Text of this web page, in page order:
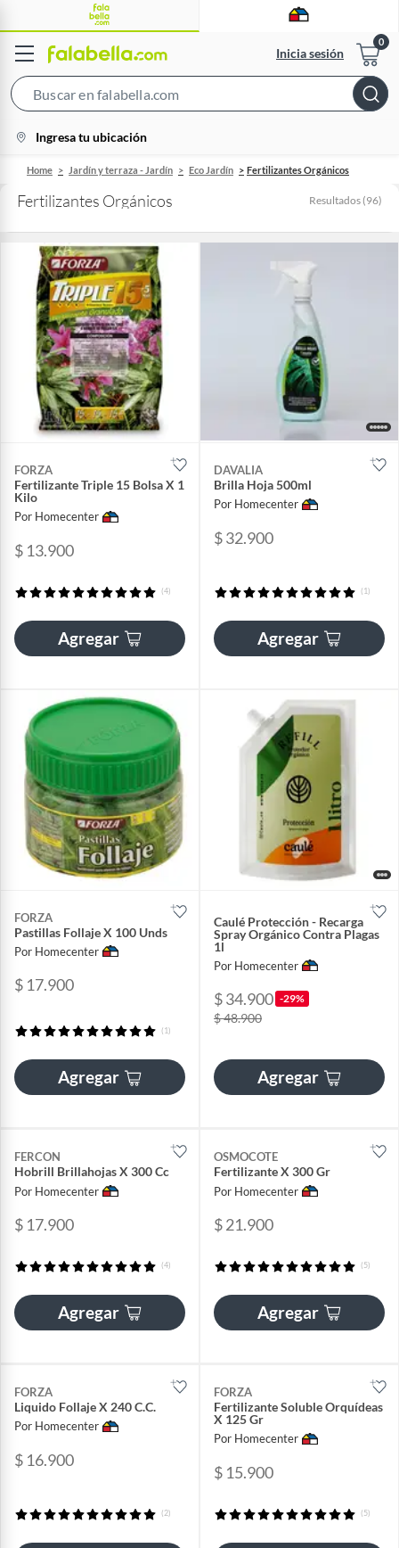
Inicia sesión
Bar
location-
icon
Ingresa tu ubicación
Home Jardín y terraza - Jardín Eco Jardín Fertilizantes Orgánicos
Fertilizantes Orgánicos Resultados (96)
FORZA
Fertilizante Triple 15 Bolsa X 1
Kilo
Por Homecenter
$ 13.900
(4)
Agregar
DAVALIA
Brilla Hoja 500ml
Por Homecenter
$ 32.900
(1)
Agregar
FORZA
Pastillas Follaje X 100 Unds
Por Homecenter
$ 17.900
(1)
Agregar
Caulé Protección - Recarga
Spray Orgánico Contra Plagas
1l
Por Homecenter
$ 34.900 -29%
$ 48.900
Agregar
FERCON
Hobrill Brillahojas X 300 Cc
Por Homecenter
$ 17.900
(4)
Agregar
OSMOCOTE
Fertilizante X 300 Gr
Por Homecenter
$ 21.900
(5)
Agregar
FORZA
Liquido Follaje X 240 C.C.
Por Homecenter
$ 16.900
(2)
FORZA
Fertilizante Soluble Orquídeas
X 125 Gr
Por Homecenter
$ 15.900
(5)